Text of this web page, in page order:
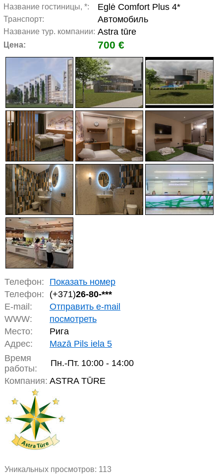
Название гостиницы, *: Eglė Comfort Plus 4*
Транспорт: Автомобиль
Название тур. компании: Astra tūre
Цена: 700 €
Телефон:
Показать номер
Телефон:
(+371)26-80-***
E-mail:
Отправить e-mail
WWW:
посмотреть
Место:
Рига
Адрес:
Mazā Pils iela 5
Время
работы:
Пн.-Пт. 10:00 - 14:00
Компания: ASTRA TŪRE
Уникальных просмотров: 113